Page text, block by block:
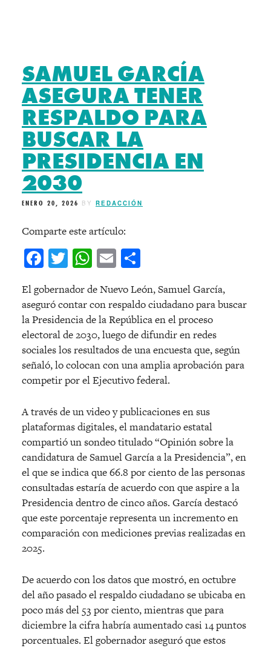
SAMUEL GARCÍA
ASEGURA TENER
RESPALDO PARA
BUSCAR LA
PRESIDENCIA EN
2030
ENERO 20, 2026 BY REDACCIÓN
Comparte este artículo:
Facebook
Twitter
WhatsApp
Email
El gobernador de Nuevo León, Samuel García,
aseguró contar con respaldo ciudadano para buscar
la Presidencia de la República en el proceso
electoral de 2030, luego de difundir en redes
sociales los resultados de una encuesta que, según
señaló, lo colocan con una amplia aprobación para
competir por el Ejecutivo federal.
A través de un video y publicaciones en sus
plataformas digitales, el mandatario estatal
compartió un sondeo titulado “Opinión sobre la
candidatura de Samuel García a la Presidencia”, en
el que se indica que 66.8 por ciento de las personas
consultadas estaría de acuerdo con que aspire a la
Presidencia dentro de cinco años. García destacó
que este porcentaje representa un incremento en
comparación con mediciones previas realizadas en
2025.
De acuerdo con los datos que mostró, en octubre
del año pasado el respaldo ciudadano se ubicaba en
poco más del 53 por ciento, mientras que para
diciembre la cifra habría aumentado casi 14 puntos
porcentuales. El gobernador aseguró que estos